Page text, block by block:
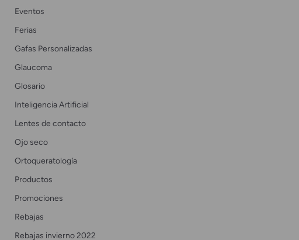
Eventos
Ferias
Gafas Personalizadas
Glaucoma
Glosario
Inteligencia Artificial
Lentes de contacto
Ojo seco
Ortoqueratología
Productos
Promociones
Rebajas
Rebajas invierno 2022